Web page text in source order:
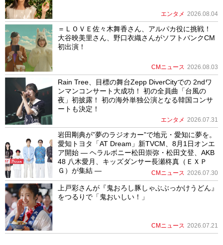
エンタメ 2026.08.04
＝ＬＯＶＥ佐々木舞香さん、アルパカ役に挑戦！
大谷映美里さん、野口衣織さんがソフトバンクCM
初出演！
CMニュース 2026.08.03
Rain Tree、目標の舞台Zepp DiverCityでの 2ndワ
ンマンコンサート大成功！ 初の全員曲「台風の
夜」初披露！ 初の海外単独公演となる韓国コンサ
ートも決定！
エンタメ 2026.07.31
岩田剛典が”夢のラジオカー”で地元・愛知に夢を。
愛知トヨタ「AT Dream」新TVCM、8月1日オンエ
ア開始 ― ヘラルボニー松田崇弥・松田文登、AKB
48 八木愛月、キッズダンサー長瀬柊真（ＥＸＰ
Ｇ）が集結 ―
CMニュース 2026.07.30
上戸彩さんが『鬼おろし豚しゃぶぶっかけうどん』
をつるりで「鬼おいしい！」
CMニュース 2026.07.21